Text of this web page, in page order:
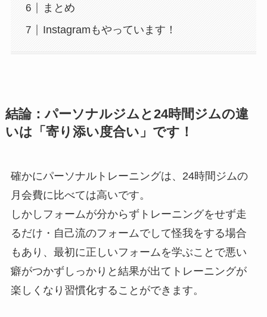
まとめ
Instagramもやっています！
結論：パーソナルジムと24時間ジムの違
いは「寄り添い度合い」です！
確かにパーソナルトレーニングは、24時間ジムの
月会費に比べては高いです。
しかしフォームが分からずトレーニングをせず走
るだけ・自己流のフォームでして怪我をする場合
もあり、最初に正しいフォームを学ぶことで悪い
癖がつかずしっかりと結果が出てトレーニングが
楽しくなり習慣化することができます。